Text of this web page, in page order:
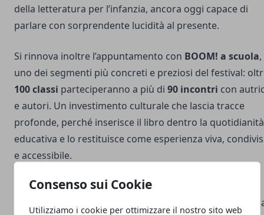
Consenso sui Cookie
Utilizziamo i cookie per ottimizzare il nostro sito web
della letteratura per l’infanzia, ancora oggi capace di
parlare con sorprendente lucidità al presente.
Si rinnova inoltre l’appuntamento con BOOM! a scuola,
uno dei segmenti più concreti e preziosi del festival:
100 classi parteciperanno a più di 90 incontri con
e autori. Un investimento culturale che lascia tracce
profonde, perché inserisce il libro dentro la quotidianità
educativa e lo restituisce come esperienza viva,
e accessibile.
In un tempo in cui l’attenzione verso l’infanzia rischia
spesso di restare confinata ai proclami, BOOM!